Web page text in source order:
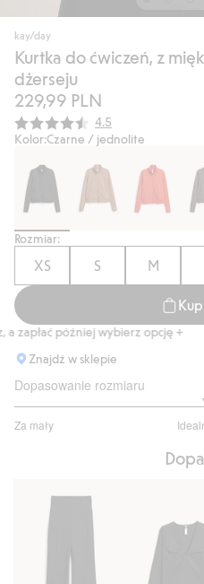
kay/day
Kurtka do ćwiczeń, z
dżerseju
229,99 PLN
Średnia ocena:
4.5
Kolor:Czarne / jednolite
Rozmiar:
XS S M
Kup
później wybierz opcję +
Znajdź w sklepie
Dopasowanie rozmiaru
Za mały
na
głosów